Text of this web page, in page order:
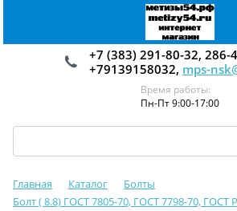
+7 (383) 291-80-32, 286-
+79139158032, mps-
Время работы:
Пн-Пт 9:00-17:00
Главная Каталог
Болты
Болт ( 8.8) ГОСТ 7805-70, ГОСТ 7798-70, ГОСТ